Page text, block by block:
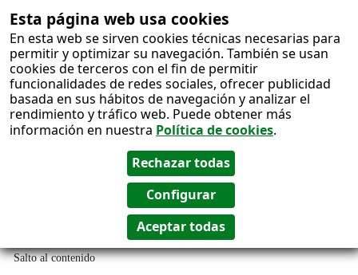
Esta página web usa cookies
En esta web se sirven cookies técnicas necesarias para
permitir y optimizar su navegación. También se usan
cookies de terceros con el fin de permitir
funcionalidades de redes sociales, ofrecer publicidad
basada en sus hábitos de navegación y analizar el
rendimiento y tráfico web. Puede obtener más
información en nuestra Política de cookies.
Salto al contenido